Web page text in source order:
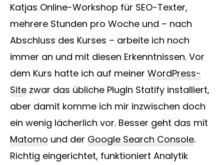
Katjas Online-Workshop für SEO-Texter,
mehrere Stunden pro Woche und – nach
Abschluss des Kurses – arbeite ich noch
immer an und mit diesen Erkenntnissen. Vor
dem Kurs hatte ich auf meiner WordPress-
Site zwar das übliche PlugIn Statify installiert,
aber damit komme ich mir inzwischen doch
ein wenig lächerlich vor. Besser geht das mit
Matomo und der Google Search Console.
Richtig eingerichtet, funktioniert Analytik